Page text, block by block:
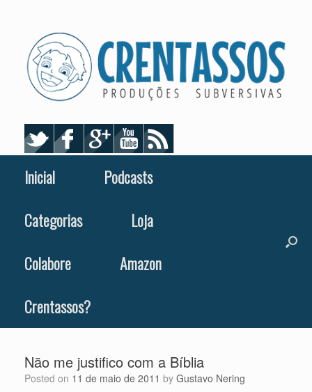
Inicial
Podcasts
Categorias
Loja
Colabore
Amazon
Crentassos?
Não me justifico com a Bíblia
Posted on 11 de maio de 2011 by Gustavo Nering